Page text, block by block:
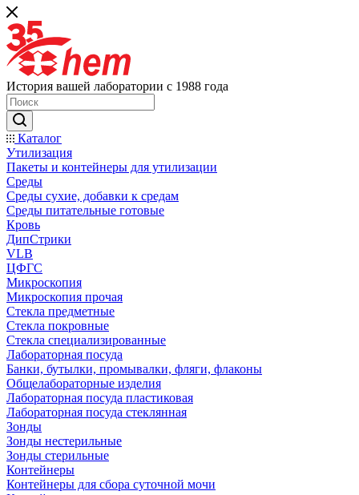
История вашей лаборатории с 1988 года
Каталог
Утилизация
Пакеты и контейнеры для утилизации
Среды
Среды сухие, добавки к средам
Среды питательные готовые
Кровь
ДипСтрики
VLB
ЦФГС
Микроскопия
Микроскопия прочая
Стекла предметные
Стекла покровные
Стекла специализированные
Лабораторная посуда
Банки, бутылки, промывалки, фляги, флаконы
Общелабораторные изделия
Лабораторная посуда пластиковая
Лабораторная посуда стеклянная
Зонды
Зонды нестерильные
Зонды стерильные
Контейнеры
Контейнеры для сбора суточной мочи